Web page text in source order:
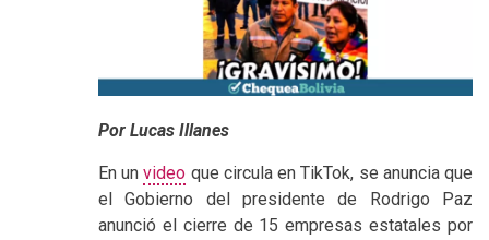
Por Lucas Illanes
En unvideo que circula en TikTok, se anuncia que
el Gobierno del presidente de Rodrigo Paz
anunció el cierre de 15 empresas estatales por